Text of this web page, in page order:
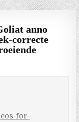
anno
correcte
for-